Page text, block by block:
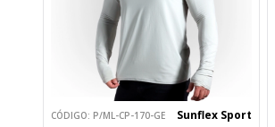
CÓDIGO: P/ML-CP-170-GE Sunflex Sport